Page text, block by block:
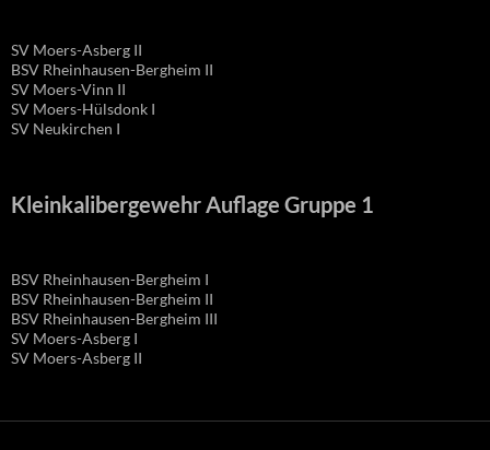
SV Moers-Asberg II
BSV Rheinhausen-Bergheim II
SV Moers-Vinn II
SV Moers-Hülsdonk I
SV Neukirchen I
Kleinkalibergewehr Auflage Gruppe 1
BSV Rheinhausen-Bergheim I
BSV Rheinhausen-Bergheim II
BSV Rheinhausen-Bergheim III
SV Moers-Asberg I
SV Moers-Asberg II